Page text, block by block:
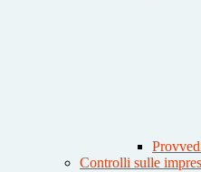
Controlli sulle